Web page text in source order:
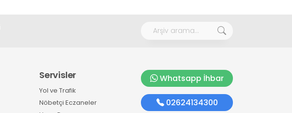
Servisler
Yol ve Trafik
Nöbetçi Eczaneler
Whatsapp İhbar
02624134300